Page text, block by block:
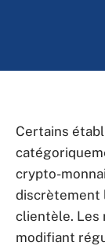
Certains
crypto-
discrètement
clientèle. Les
modifiant